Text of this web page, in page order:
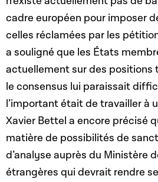
cadre européen pour imposer
celles réclamées par les
a souligné que les États
actuellement sur des positions
le consensus lui paraissait
l’important était de travailler à
Xavier Bettel a encore précisé
matière de possibilités de
d’analyse auprès du Ministère
étrangères qui devrait rendre